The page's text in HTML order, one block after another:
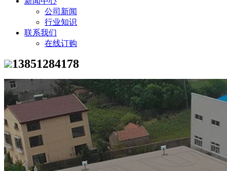
公司新闻
行业知识
联系我们
在线订购
13851284178